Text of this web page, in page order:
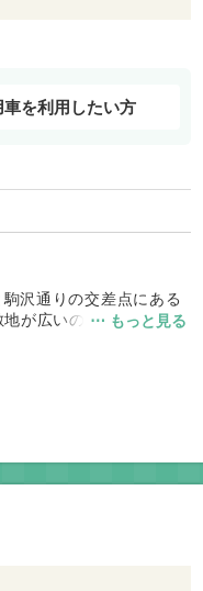
車を利用したい方
沢通りの交差点にある
が広いので、家族葬〜
⋯ もっと見る